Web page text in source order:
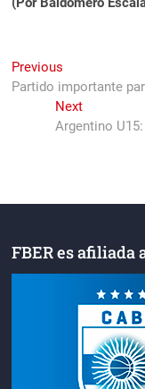
Navegación
de
entradas
Previous
post:
Partido importante
NextNext
post:
Argentino
FBER es afiliada